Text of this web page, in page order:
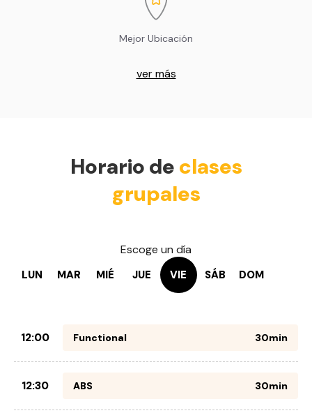
Mejor Ubicación
ver más
Horario de clases
grupales
Escoge un día
LUN MAR MIÉ JUE VIE SÁB DOM
12:00 Functional 30min
12:30 ABS 30min